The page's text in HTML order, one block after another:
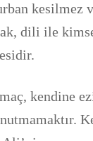
dili ile
kendine